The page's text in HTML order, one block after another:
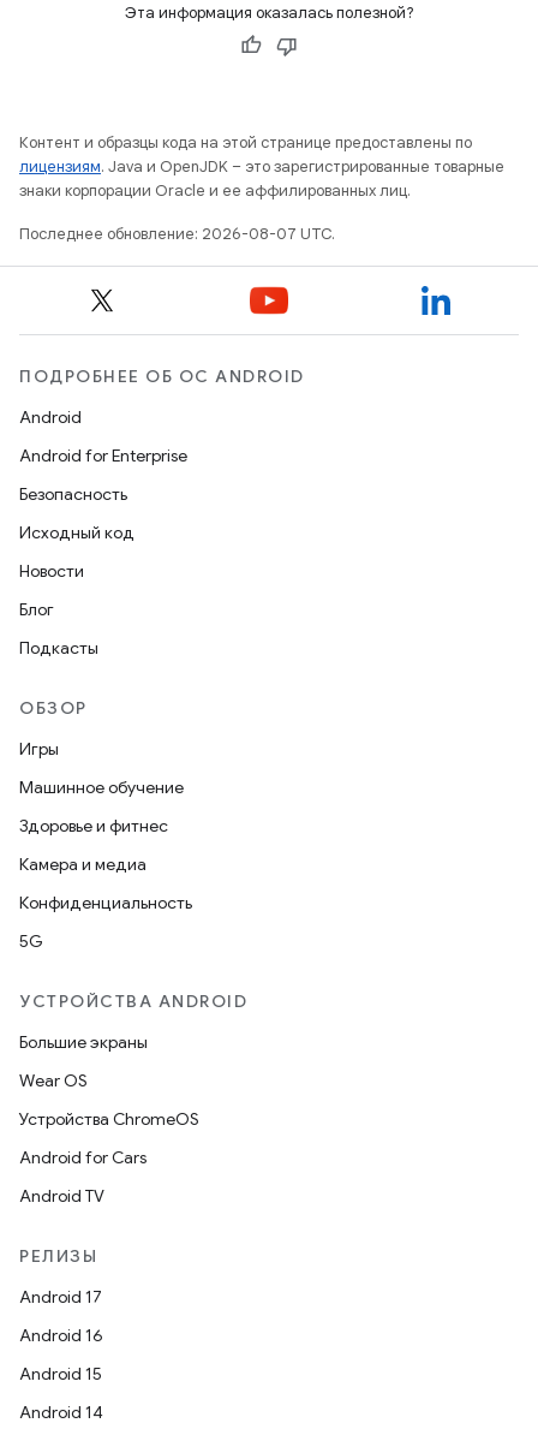
Эта информация оказалась полезной?
Контент и образцы кода на этой странице предоставлены по
лицензиям. Java и OpenJDK – это зарегистрированные товарные
знаки корпорации Oracle и ее аффилированных лиц.
Последнее обновление: 2026-08-07 UTC.
ПОДРОБНЕЕ ОБ ОС ANDROID
Android
Android for Enterprise
Безопасность
Исходный код
Новости
Блог
Подкасты
ОБЗОР
Игры
Машинное обучение
Здоровье и фитнес
Камера и медиа
Конфиденциальность
5G
УСТРОЙСТВА ANDROID
Большие экраны
Wear OS
Устройства ChromeOS
Android for Cars
Android TV
РЕЛИЗЫ
Android 17
Android 16
Android 15
Android 14